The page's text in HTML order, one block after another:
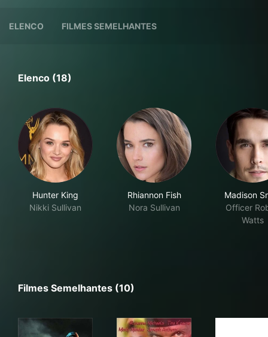
ELENCO FILMES SEMELHANTES
Elenco (18)
Hunter King
Nikki Sullivan
Rhiannon Fish
Nora Sullivan
Madison
Officer
Watts
Filmes Semelhantes (10)